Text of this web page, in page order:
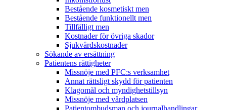
Bestående kosmetiskt men
Bestående funktionellt men
Tillfälligt men
Kostnader för övriga skador
Sjukvårdskostnader
Sökande av ersättning
Patientens rättigheter
Missnöje med PFC:s verksamhet
Annat rättsligt skydd för patienten
Klagomål och myndighetstillsyn
Missnöje med vårdplatsen
Patientombudsman och journalhandlingar